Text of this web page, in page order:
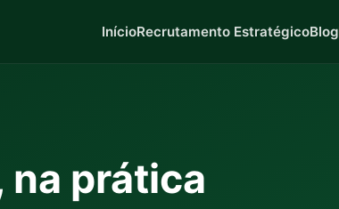
InícioRecrutamento EstratégicoBlog
prática